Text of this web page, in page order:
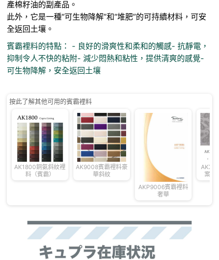
產棉籽油的副產品。
此外，它是一種“可生物降解”和“堆肥”的可持續材料，可安
全返回土壤。
賓霸裡料的特點： - 良好的滑爽性和柔和的觸感- 抗靜電，
抑制令人不快的粘附- 減少悶熱和粘性，提供清爽的感覺-
可生物降解，安全返回土壤
按此了解其他可用的賓霸裡料
AK1800銅氨斜紋裡
料（賓霸）
AK9008賓霸裡料豪
華斜紋
AKP9006賓霸裡料
奢華
案奢